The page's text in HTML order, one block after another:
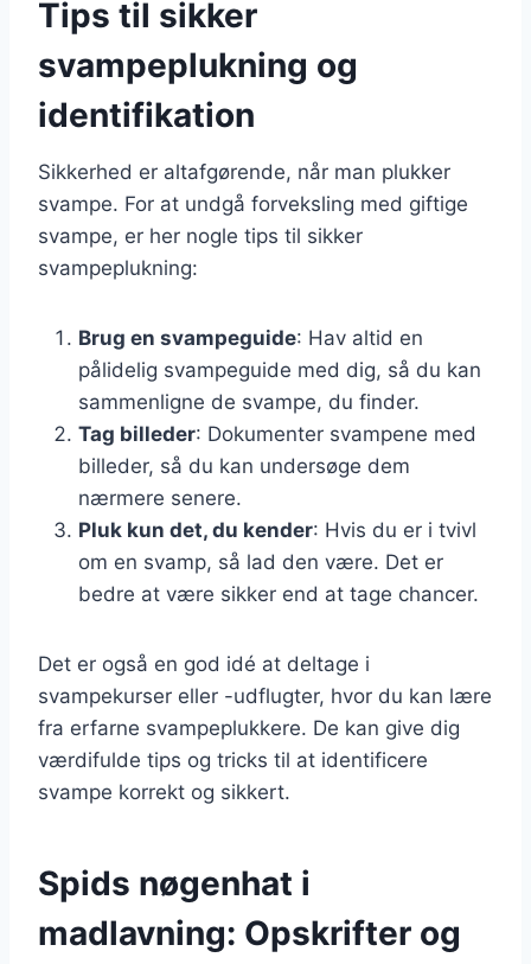
Tips til sikker
svampeplukning og
identifikation
Sikkerhed er altafgørende, når man plukker
svampe. For at undgå forveksling med giftige
svampe, er her nogle tips til sikker
svampeplukning:
Brug en svampeguide: Hav altid en
pålidelig svampeguide med dig, så du kan
sammenligne de svampe, du finder.
Tag billeder: Dokumenter svampene med
billeder, så du kan undersøge dem
nærmere senere.
Pluk kun det, du kender: Hvis du er i tvivl
om en svamp, så lad den være. Det er
bedre at være sikker end at tage chancer.
Det er også en god idé at deltage i
svampekurser eller -udflugter, hvor du kan lære
fra erfarne svampeplukkere. De kan give dig
værdifulde tips og tricks til at identificere
svampe korrekt og sikkert.
Spids nøgenhat i
madlavning: Opskrifter og